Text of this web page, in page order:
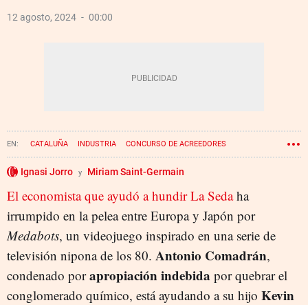
12 agosto, 2024 00:00
CATALUÑA INDUSTRIA CONCURSO DE ACREEDORES
VIDEOJUEGOS
Ignasi Jorro Miriam Saint-Germain
El economista que ayudó a hundir La Sedaha
irrumpido en la pelea entre Europa y Japón por
Medabots, un videojuego inspirado en una serie de
televisión nipona de los 80. Antonio Comadrán,
condenado porapropiación indebida por quebrar el
conglomerado químico, está ayudando a su hijo Kevin